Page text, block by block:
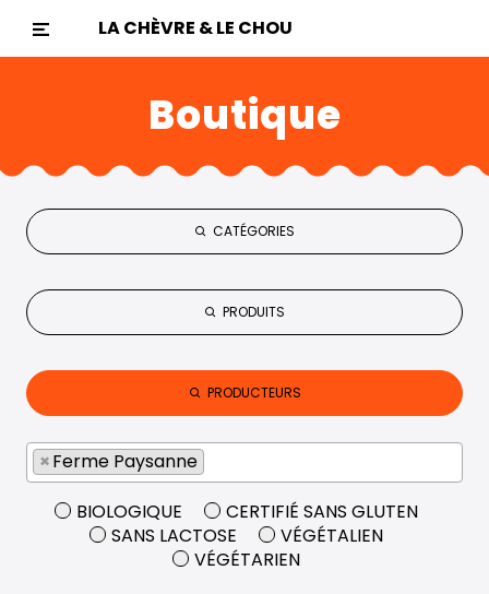
LA CHÈVRE & LE CHOU
Boutique
BIOLOGIQUE
CERTIFIÉ SANS GLUTEN
SANS LACTOSE
VÉGÉTALIEN
VÉGÉTARIEN
CATÉGORIES
PRODUITS
PRODUCTEURS
×Ferme Paysanne